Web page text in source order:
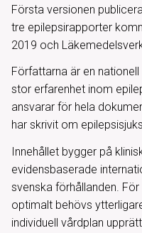
Första versionen
tre epilepsirapporter
2019 och
Författarna är en
stor erfarenhet inom
ansvarar för hela
har skrivit om
Innehållet bygger på
evidensbaserade
svenska förhållanden.
optimalt behövs
individuell vårdplan